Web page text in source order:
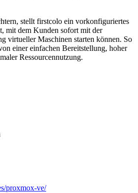
stellt firstcolo ein vorkonfiguriertes
mit dem Kunden sofort mit der
virtueller Maschinen starten können. So
einer einfachen Bereitstellung, hoher
Ressourcennutzung.
proxmox-ve/